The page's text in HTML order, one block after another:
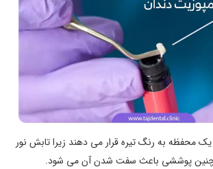
محفظه به رنگ تیره قرار می دهند زیرا تابش نور
چنین پوششی باعث سفت شدن آن می شود.